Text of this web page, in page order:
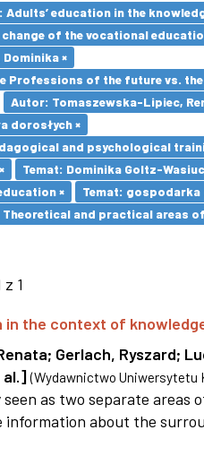
Adults’ education in the
change of the vocational
×
Professions of the future vs.
Autor: Tomaszewska-Lipiec,
dorosłych ×
and psychological
Temat: Dominika Goltz-
×
Temat: gospodarka
Theoretical and practical areas
1
the context of
; Gerlach, Ryszard;
(Wydawnictwo Uniwersytetu
as two separate
information about the